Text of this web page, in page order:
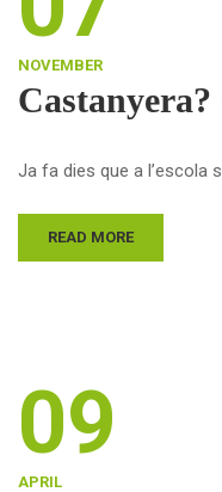
NOVEMBER
Ja fa dies que a l’escola
READ MORE
09
APRIL